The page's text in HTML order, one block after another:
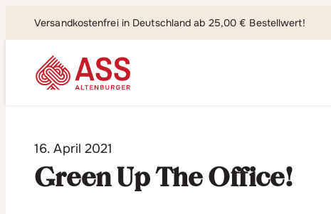
Versandkostenfrei in Deutschland ab 25,00 € Bestellwert!
16. April 2021
Green Up The Office!